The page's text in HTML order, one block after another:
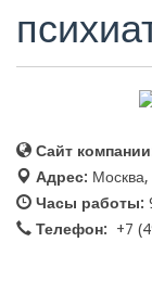
Сайт
Адрес:
Часы работы:
Телефон:
+7